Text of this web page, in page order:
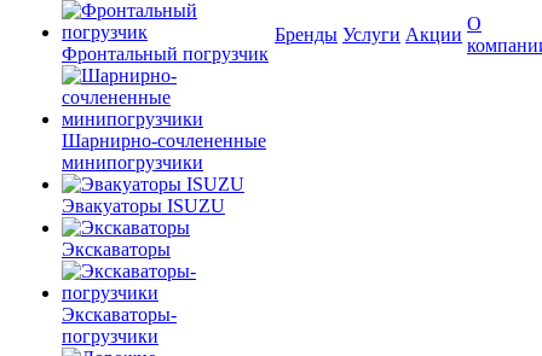
Фронтальный погрузчик
Шарнирно-сочлененные
минипогрузчики
Эвакуаторы ISUZU
Экскаваторы
Экскаваторы-
погрузчики
Бренды Услуги Акции
О